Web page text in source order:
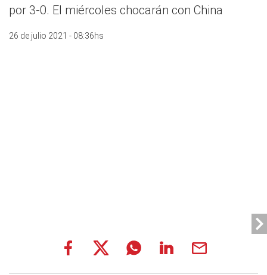
por 3-0. El miércoles chocarán con China
26 de julio 2021 - 08:36hs